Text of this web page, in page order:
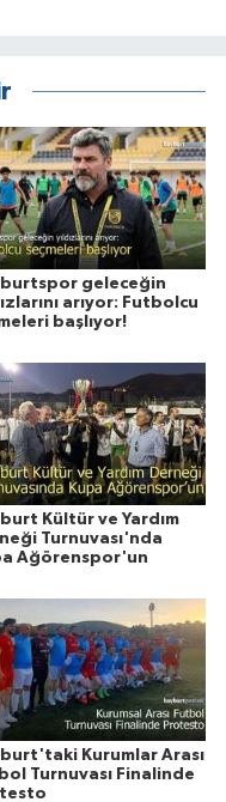
geleceğin
arıyor: Futbolcu
başlıyor!
Kültür ve Yardım
Turnuvası'nda
Ağörenspor'un
Kurumlar Arası
Turnuvası Finalinde